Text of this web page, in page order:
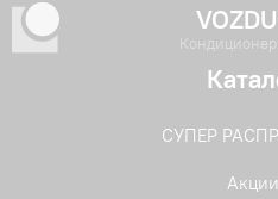
СУПЕР
Акции